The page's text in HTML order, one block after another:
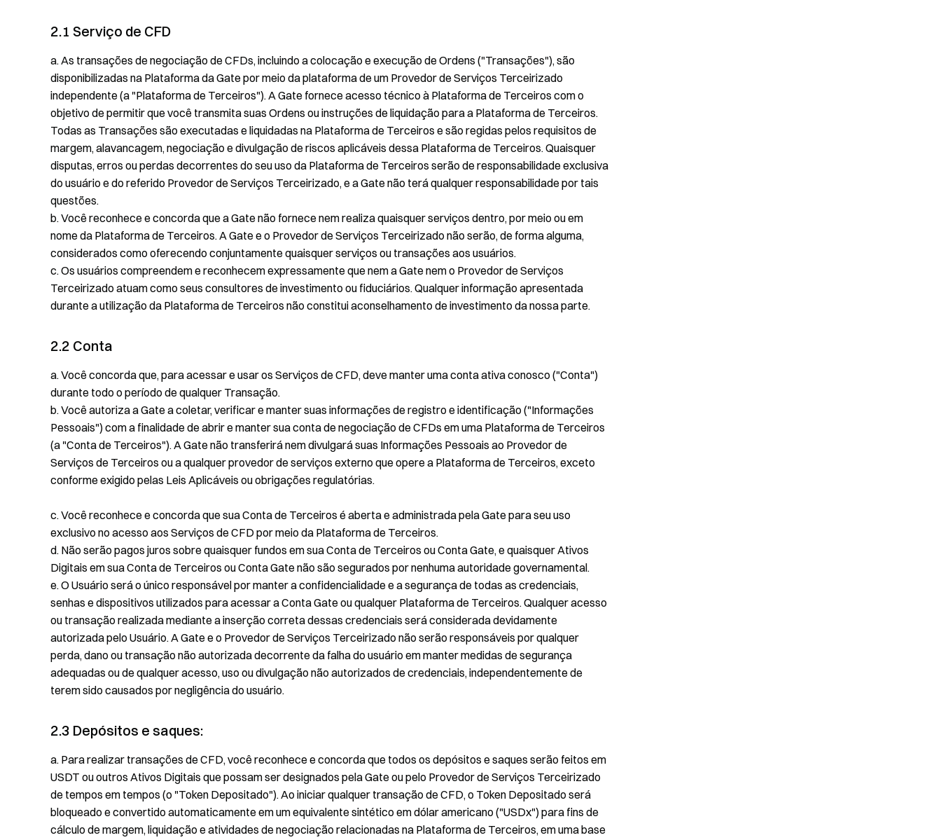
2.1 Serviço de CFD
a. As transações de negociação de CFDs, incluindo a colocação e execução de Ordens ("Transações"), são
disponibilizadas na Plataforma da Gate por meio da plataforma de um Provedor de Serviços Terceirizado
independente (a "Plataforma de Terceiros"). A Gate fornece acesso técnico à Plataforma de Terceiros com o
objetivo de permitir que você transmita suas Ordens ou instruções de liquidação para a Plataforma de Terceiros.
Todas as Transações são executadas e liquidadas na Plataforma de Terceiros e são regidas pelos requisitos de
margem, alavancagem, negociação e divulgação de riscos aplicáveis dessa Plataforma de Terceiros. Quaisquer
disputas, erros ou perdas decorrentes do seu uso da Plataforma de Terceiros serão de responsabilidade exclusiva
do usuário e do referido Provedor de Serviços Terceirizado, e a Gate não terá qualquer responsabilidade por tais
questões.
b. Você reconhece e concorda que a Gate não fornece nem realiza quaisquer serviços dentro, por meio ou em
nome da Plataforma de Terceiros. A Gate e o Provedor de Serviços Terceirizado não serão, de forma alguma,
considerados como oferecendo conjuntamente quaisquer serviços ou transações aos usuários.
c. Os usuários compreendem e reconhecem expressamente que nem a Gate nem o Provedor de Serviços
Terceirizado atuam como seus consultores de investimento ou fiduciários. Qualquer informação apresentada
durante a utilização da Plataforma de Terceiros não constitui aconselhamento de investimento da nossa parte.
2.2 Conta
a. Você concorda que, para acessar e usar os Serviços de CFD, deve manter uma conta ativa conosco ("Conta")
durante todo o período de qualquer Transação.
b. Você autoriza a Gate a coletar, verificar e manter suas informações de registro e identificação ("Informações
Pessoais") com a finalidade de abrir e manter sua conta de negociação de CFDs em uma Plataforma de Terceiros
(a "Conta de Terceiros"). A Gate não transferirá nem divulgará suas Informações Pessoais ao Provedor de
Serviços de Terceiros ou a qualquer provedor de serviços externo que opere a Plataforma de Terceiros, exceto
conforme exigido pelas Leis Aplicáveis ou obrigações regulatórias.
c. Você reconhece e concorda que sua Conta de Terceiros é aberta e administrada pela Gate para seu uso
exclusivo no acesso aos Serviços de CFD por meio da Plataforma de Terceiros.
d. Não serão pagos juros sobre quaisquer fundos em sua Conta de Terceiros ou Conta Gate, e quaisquer Ativos
Digitais em sua Conta de Terceiros ou Conta Gate não são segurados por nenhuma autoridade governamental.
e. O Usuário será o único responsável por manter a confidencialidade e a segurança de todas as credenciais,
senhas e dispositivos utilizados para acessar a Conta Gate ou qualquer Plataforma de Terceiros. Qualquer acesso
ou transação realizada mediante a inserção correta dessas credenciais será considerada devidamente
autorizada pelo Usuário. A Gate e o Provedor de Serviços Terceirizado não serão responsáveis por qualquer
perda, dano ou transação não autorizada decorrente da falha do usuário em manter medidas de segurança
adequadas ou de qualquer acesso, uso ou divulgação não autorizados de credenciais, independentemente de
terem sido causados por negligência do usuário.
2.3 Depósitos e saques:
a. Para realizar transações de CFD, você reconhece e concorda que todos os depósitos e saques serão feitos em
USDT ou outros Ativos Digitais que possam ser designados pela Gate ou pelo Provedor de Serviços Terceirizado
de tempos em tempos (o "Token Depositado"). Ao iniciar qualquer transação de CFD, o Token Depositado será
bloqueado e convertido automaticamente em um equivalente sintético em dólar americano ("USDx") para fins de
cálculo de margem, liquidação e atividades de negociação relacionadas na Plataforma de Terceiros, em uma base